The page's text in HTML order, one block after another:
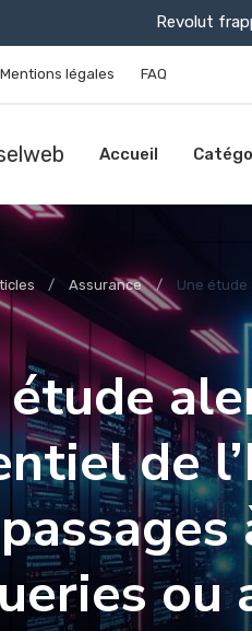
Revolut
Mentions légales FAQ
Accueil
Assurance Une étude
étude
de
ou